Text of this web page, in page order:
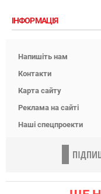
ІНФОРМАЦІЯ
Напишіть нам
Контакти
Карта сайту
Реклама на сайті
Наші спецпроекти